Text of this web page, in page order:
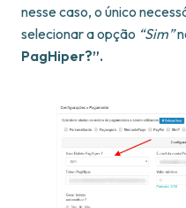
nesse caso, o único
selecionar a opção “Sim”
PagHiper?”.